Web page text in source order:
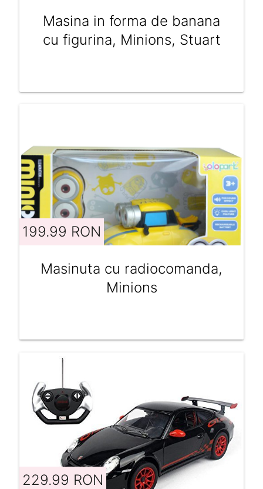
Masina in forma de banana
cu figurina, Minions, Stuart
199.99 RON
Masinuta cu radiocomanda,
Minions
229.99 RON